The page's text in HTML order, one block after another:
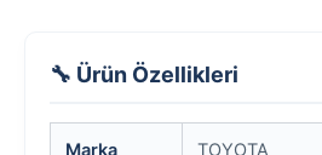
🔧 Ürün Özellikleri
Marka TOYOTA